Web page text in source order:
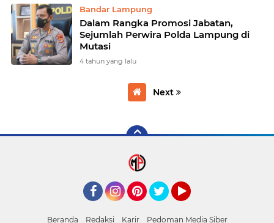
Bandar Lampung
Dalam Rangka Promosi Jabatan,
Sejumlah Perwira Polda Lampung di
Mutasi
4 tahun yang lalu
Next
Beranda Redaksi Karir Pedoman Media Siber